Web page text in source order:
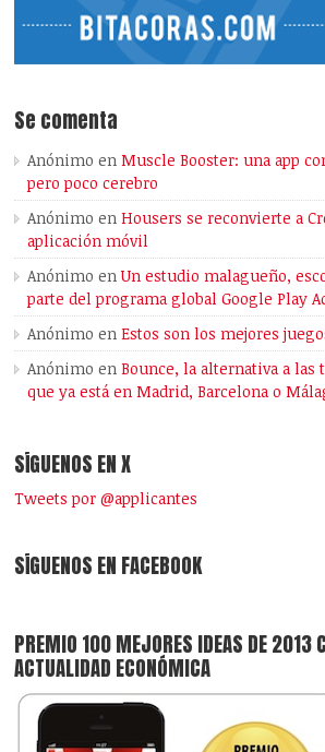
Se comenta
Anónimo enMuscle Booster: una app
pero poco cerebro
Anónimo enHousers se reconvierte a
aplicación móvil
Anónimo enUn estudio malagueño,
parte del programa global Google Play
Anónimo enEstos son los mejores
Anónimo enBounce, la alternativa a las
que ya está en Madrid, Barcelona o
SÍGUENOS EN X
Tweets por @applicantes
SÍGUENOS EN FACEBOOK
PREMIO 100 MEJORES IDEAS DE 2013
ACTUALIDAD ECONÓMICA